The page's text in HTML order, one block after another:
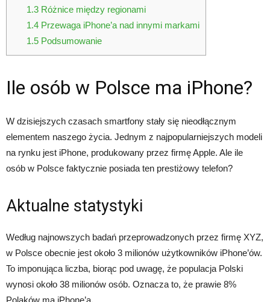
1.3Różnice między regionami
1.4Przewaga iPhone’a nad innymi markami
1.5Podsumowanie
Ile osób w Polsce ma iPhone?
W dzisiejszych czasach smartfony stały się nieodłącznym
elementem naszego życia. Jednym z najpopularniejszych modeli
na rynku jest iPhone, produkowany przez firmę Apple. Ale ile
osób w Polsce faktycznie posiada ten prestiżowy telefon?
Aktualne statystyki
Według najnowszych badań przeprowadzonych przez firmę XYZ,
w Polsce obecnie jest około 3 milionów użytkowników iPhone’ów.
To imponująca liczba, biorąc pod uwagę, że populacja Polski
wynosi około 38 milionów osób. Oznacza to, że prawie 8%
Polaków ma iPhone’a.